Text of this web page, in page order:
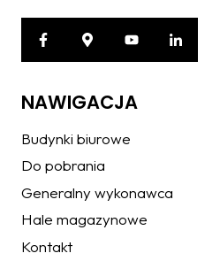
NAWIGACJA
Budynki biurowe
Do pobrania
Generalny wykonawca
Hale magazynowe
Kontakt